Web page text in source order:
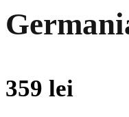
359 lei